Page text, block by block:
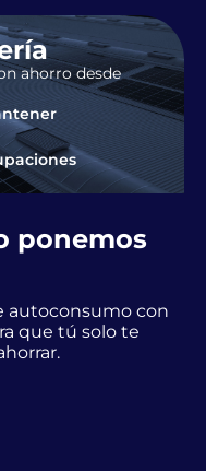
ahorro desde
ponemos
autoconsumo con
que tú solo te